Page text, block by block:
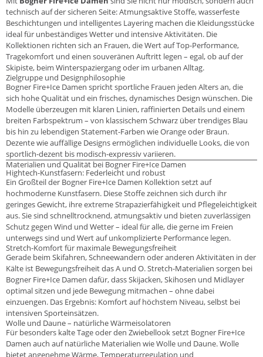
technisch auf der sicheren Seite: Atmungsaktive Stoffe, wasserfeste
Beschichtungen und intelligentes Layering machen die Kleidungsstücke
ideal für unbeständiges Wetter und intensive Aktivitäten. Die
Kollektionen richten sich an Frauen, die Wert auf Top-Performance,
Tragekomfort und einen souveränen Auftritt legen – egal, ob auf der
Skipiste, beim Winterspaziergang oder im urbanen Alltag.
Zielgruppe und Designphilosophie
Bogner Fire+Ice Damen spricht sportliche Frauen jeden Alters an, die
sich hohe Qualität und ein frisches, dynamisches Design wünschen. Die
Modelle überzeugen mit klaren Linien, raffinierten Details und einem
breiten Farbspektrum – von klassischem Schwarz über trendiges Blau
bis hin zu lebendigen Statement-Farben wie Orange oder Braun.
Dezente wie auffällige Designs ermöglichen individuelle Looks, die von
sportlich-dezent bis modisch-expressiv variieren.
Materialien und Qualität bei Bogner Fire+Ice Damen
Hightech-Kunstfasern: Federleicht und robust
Ein Großteil der Bogner Fire+Ice Damen Kollektion setzt auf
hochmoderne Kunstfasern. Diese Stoffe zeichnen sich durch ihr
geringes Gewicht, ihre extreme Strapazierfähigkeit und Pflegeleichtigkeit
aus. Sie sind schnelltrocknend, atmungsaktiv und bieten zuverlässigen
Schutz gegen Wind und Wetter – ideal für alle, die gerne im Freien
unterwegs sind und Wert auf unkomplizierte Performance legen.
Stretch-Komfort für maximale Bewegungsfreiheit
Gerade beim Skifahren, Schneewandern oder anderen Aktivitäten in der
Kälte ist Bewegungsfreiheit das A und O. Stretch-Materialien sorgen bei
Bogner Fire+Ice Damen dafür, dass Skijacken, Skihosen und Midlayer
optimal sitzen und jede Bewegung mitmachen – ohne dabei
einzuengen. Das Ergebnis: Komfort auf höchstem Niveau, selbst bei
intensiven Sporteinsätzen.
Wolle und Daune – natürliche Wärmeisolatoren
Für besonders kalte Tage oder den Zwiebellook setzt Bogner Fire+Ice
Damen auch auf natürliche Materialien wie Wolle und Daune. Wolle
bietet angenehme Wärme, Temperaturregulation und